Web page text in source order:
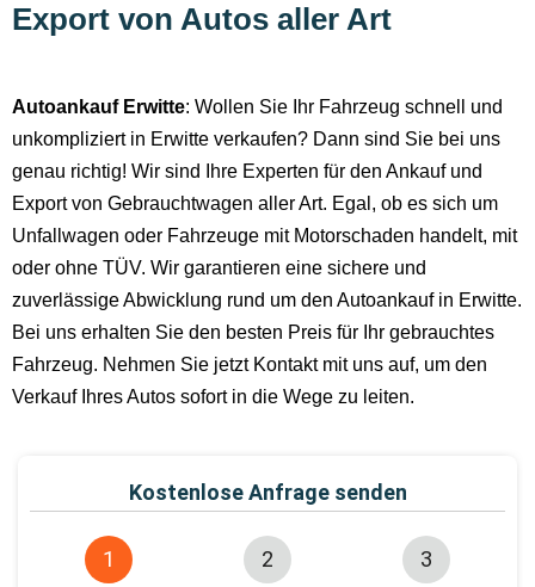
Export von Autos aller Art
Autoankauf Erwitte: Wollen Sie Ihr Fahrzeug schnell und
unkompliziert in Erwitte verkaufen? Dann sind Sie bei uns
genau richtig! Wir sind Ihre Experten für den Ankauf und
Export von Gebrauchtwagen aller Art. Egal, ob es sich um
Unfallwagen oder Fahrzeuge mit Motorschaden handelt, mit
oder ohne TÜV. Wir garantieren eine sichere und
zuverlässige Abwicklung rund um den Autoankauf in Erwitte.
Bei uns erhalten Sie den besten Preis für Ihr gebrauchtes
Fahrzeug. Nehmen Sie jetzt Kontakt mit uns auf, um den
Verkauf Ihres Autos sofort in die Wege zu leiten.